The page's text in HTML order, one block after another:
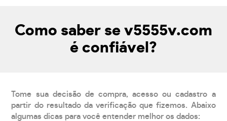
Como saber se v5555v.com
é confiável?
Tome sua decisão de compra, acesso ou cadastro a
partir do resultado da verificação que fizemos. Abaixo
algumas dicas para você entender melhor os dados: